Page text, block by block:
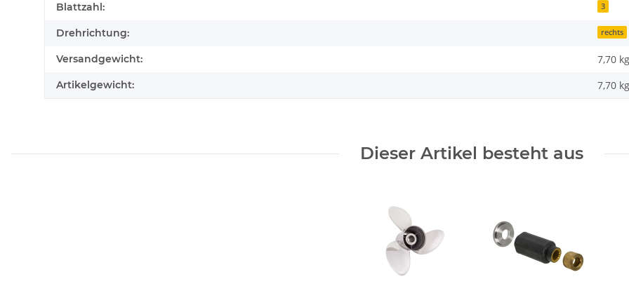
Blattzahl: 3
Drehrichtung: rechts
Versandgewicht: 7,70 kg
Artikelgewicht: 7,70 kg
Dieser Artikel besteht aus